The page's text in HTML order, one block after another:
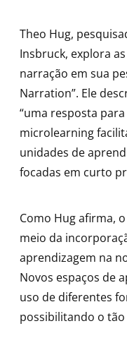
Theo Hug,
Insbruck, explora
narração em sua
Narration”. Ele
“uma resposta
microlearning
unidades de
focadas em curto
Como Hug afirma,
meio da
aprendizagem na
Novos espaços de
uso de diferentes
possibilitando o